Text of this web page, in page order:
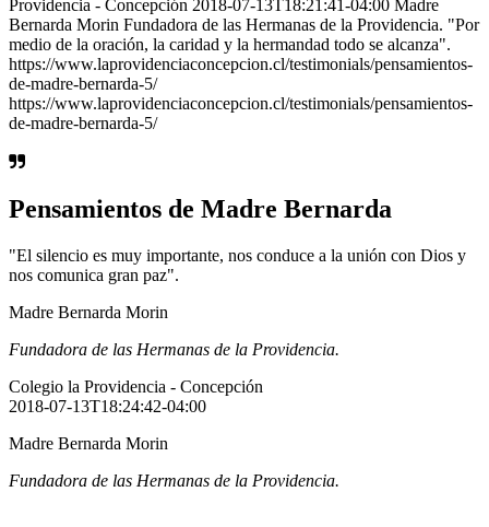
Providencia - Concepción 2018-07-13T18:21:41-04:00 Madre
Bernarda Morin Fundadora de las Hermanas de la Providencia. "Por
medio de la oración, la caridad y la hermandad todo se alcanza".
https://www.laprovidenciaconcepcion.cl/testimonials/pensamientos-
de-madre-bernarda-5/
https://www.laprovidenciaconcepcion.cl/testimonials/pensamientos-
de-madre-bernarda-5/
Pensamientos de Madre Bernarda
"El silencio es muy importante, nos conduce a la unión con Dios y
nos comunica gran paz".
Madre Bernarda Morin
Fundadora de las Hermanas de la Providencia.
Colegio la Providencia - Concepción
2018-07-13T18:24:42-04:00
Madre Bernarda Morin
Fundadora de las Hermanas de la Providencia.